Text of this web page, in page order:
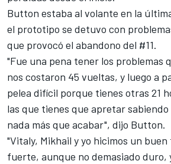
Button estaba al volante en la
el prototipo se detuvo con
que provocó el abandono del #11.
"Fue una pena tener los problemas
nos costaron 45 vueltas, y luego a
pelea difícil porque tienes otras 21
las que tienes que apretar
nada más que acabar", dijo Button.
"Vitaly, Mikhail y yo hicimos un
fuerte, aunque no demasiado duro,